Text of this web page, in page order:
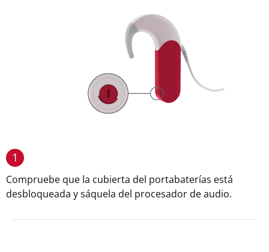
1
Compruebe que la cubierta del portabaterías está
desbloqueada y sáquela del procesador de audio.